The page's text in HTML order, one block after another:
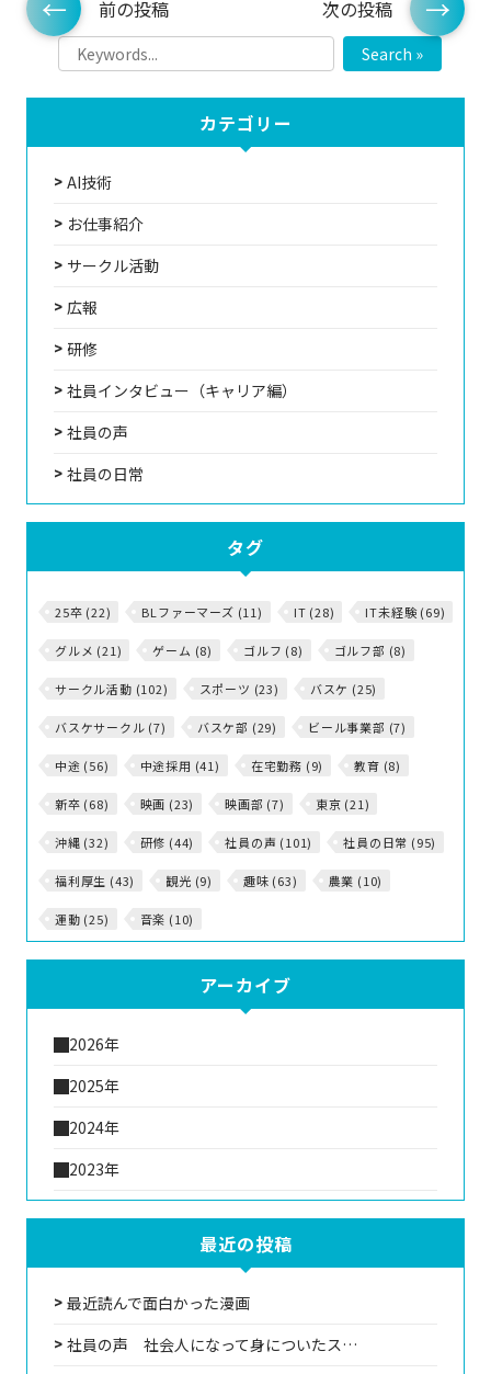
前の投稿 次の投稿
Search »
カテゴリー
AI技術
お仕事紹介
サークル活動
広報
研修
社員インタビュー（キャリア編）
社員の声
社員の日常
タグ
25卒 (22) BLファーマーズ (11) IT (28) IT未経験 (69)
グルメ (21) ゲーム (8) ゴルフ (8) ゴルフ部 (8)
サークル活動 (102) スポーツ (23) バスケ (25)
バスケサークル (7) バスケ部 (29) ビール事業部 (7)
中途 (56) 中途採用 (41) 在宅勤務 (9) 教育 (8)
新卒 (68) 映画 (23) 映画部 (7) 東京 (21)
沖縄 (32) 研修 (44) 社員の声 (101) 社員の日常 (95)
福利厚生 (43) 観光 (9) 趣味 (63) 農業 (10)
運動 (25) 音楽 (10)
アーカイブ
2026年
2025年
2024年
2023年
最近の投稿
最近読んで面白かった漫画
社員の声 社会人になって身についたス…